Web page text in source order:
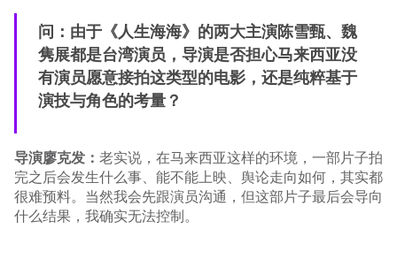
问：由于《人生海海》的两大主演陈雪甄、魏
隽展都是台湾演员，导演是否担心马来西亚没
有演员愿意接拍这类型的电影，还是纯粹基于
演技与角色的考量？
导演廖克发： 老实说，在马来西亚这样的环境，一部片子拍
完之后会发生什么事、能不能上映、舆论走向如何，其实都
很难预料。当然我会先跟演员沟通，但这部片子最后会导向
什么结果，我确实无法控制。